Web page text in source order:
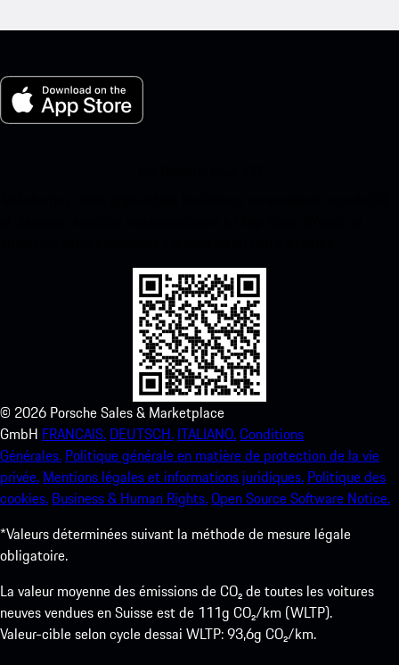
© 2026 Porsche Sales & Marketplace
GmbH FRANCAIS. DEUTSCH. ITALIANO.Conditions
Générales. Politique générale en matière de protection de la vie
privée. Mentions légales et informations juridiques. Politique des
cookies. Business & Human Rights.Open Source Software Notice.
*Valeurs déterminées suivant la méthode de mesure légale
obligatoire.
La valeur moyenne des émissions de CO₂ de toutes les voitures
neuves vendues en Suisse est de 111g CO₂/km (WLTP).
Valeur-cible selon cycle dessai WLTP: 93,6g CO₂/km.